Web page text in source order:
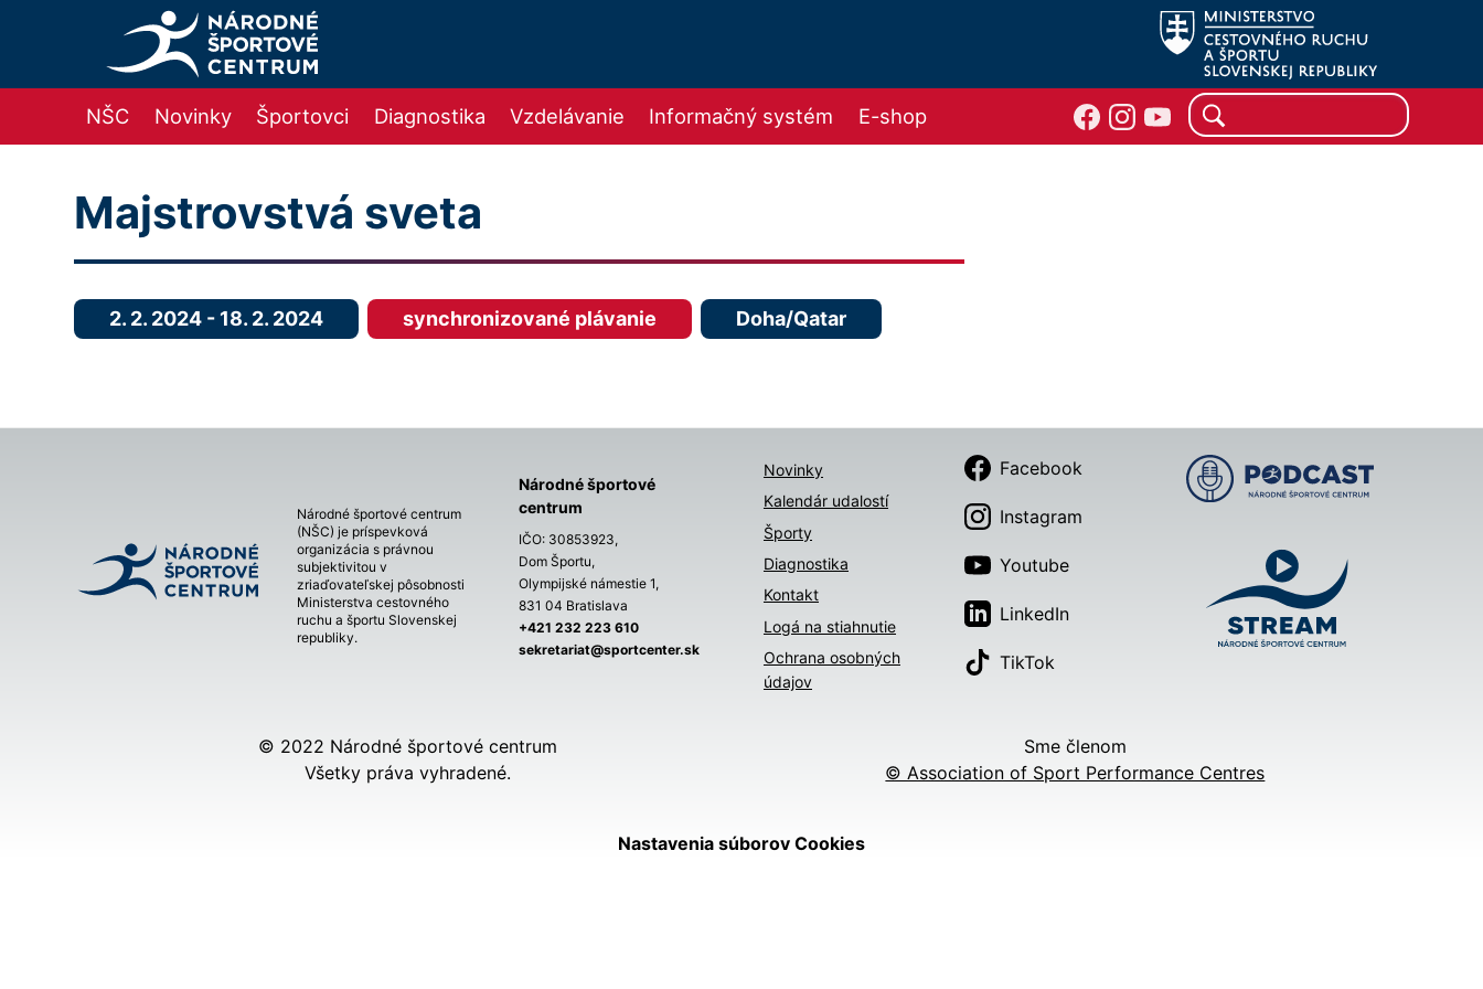
NŠC Novinky Športovci Diagnostika Vzdelávanie Informačný systém E-shop
Majstrovstvá sveta
2. 2. 2024 - 18. 2. 2024 synchronizované plávanie Doha/Qatar
Národné športové centrum
(NŠC) je príspevková
organizácia s právnou
subjektivitou v
zriaďovateľskej pôsobnosti
Ministerstva cestovného
ruchu a športu Slovenskej
republiky.
Národné športové
centrum
IČO: 30853923,
Dom Športu,
Olympijské námestie 1,
831 04 Bratislava
+421 232 223 610
sekretariat@sportcenter.sk
Novinky
Kalendár udalostí
Športy
Diagnostika
Kontakt
Logá na stiahnutie
Ochrana osobných
údajov
Facebook
Instagram
Youtube
LinkedIn
TikTok
© 2022 Národné športové centrum
Všetky práva vyhradené.
Sme členom
© Association of Sport Performance Centres
Nastavenia súborov Cookies